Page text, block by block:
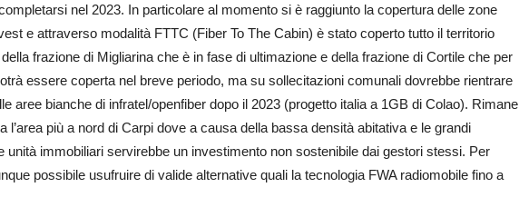
nel 2023. In particolare al momento si è raggiunto la copertura delle zone
e attraverso modalità FTTC (Fiber To The Cabin) è stato coperto tutto il territorio
frazione di Migliarina che è in fase di ultimazione e della frazione di Cortile che per
essere coperta nel breve periodo, ma su sollecitazioni comunali dovrebbe rientrare
aree bianche di infratel/openfiber dopo il 2023 (progetto italia a 1GB di Colao). Rimane
l’area più a nord di Carpi dove a causa della bassa densità abitativa e le grandi
unità immobiliari servirebbe un investimento non sostenibile dai gestori stessi. Per
possibile usufruire di valide alternative quali la tecnologia FWA radiomobile fino a